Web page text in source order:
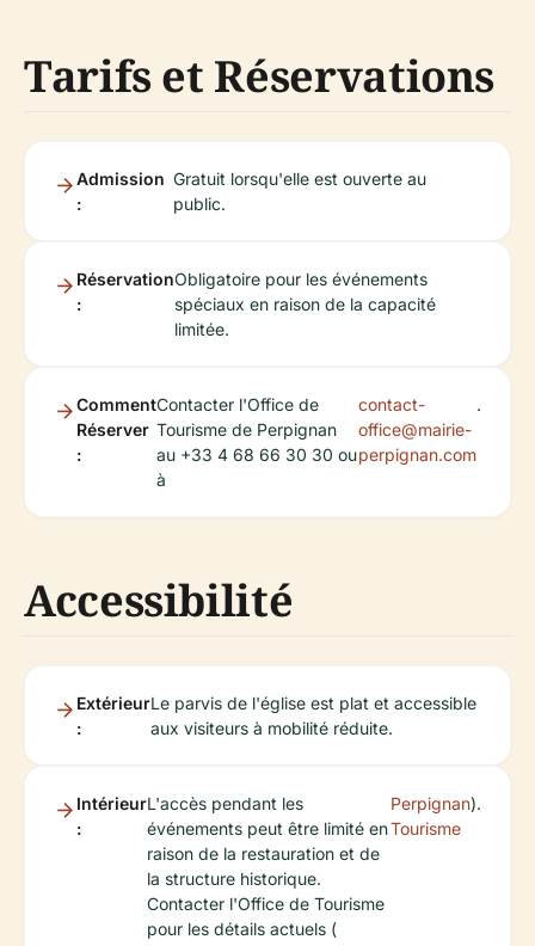
Tarifs et Réservations
Admission
:
Gratuit lorsqu'elle est ouverte au
public.
Réservation
:
Obligatoire pour les événements
spéciaux en raison de la capacité
limitée.
Comment
Réserver
:
Contacter l'Office de
Tourisme de Perpignan
au +33 4 68 66 30 30 ou
à
contact-
office@mairie-
perpignan.com
.
Accessibilité
Extérieur
:
Le parvis de l'église est plat et accessible
aux visiteurs à mobilité réduite.
Intérieur
:
L'accès pendant les
événements peut être limité en
raison de la restauration et de
la structure historique.
Contacter l'Office de Tourisme
pour les détails actuels (
Perpignan
Tourisme
).